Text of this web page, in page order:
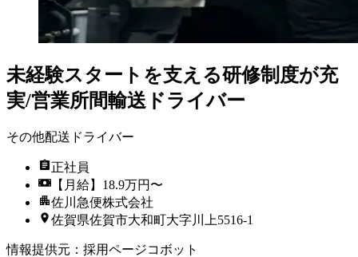
未経験スタートを支える研修制度が充
実/営業所間輸送ドライバー
その他配送ドライバー
正社員
【月給】18.9万円〜
佐川急便株式会社
佐賀県佐賀市大和町大字川上5516-1
情報提供元 ： 採用ページコボット